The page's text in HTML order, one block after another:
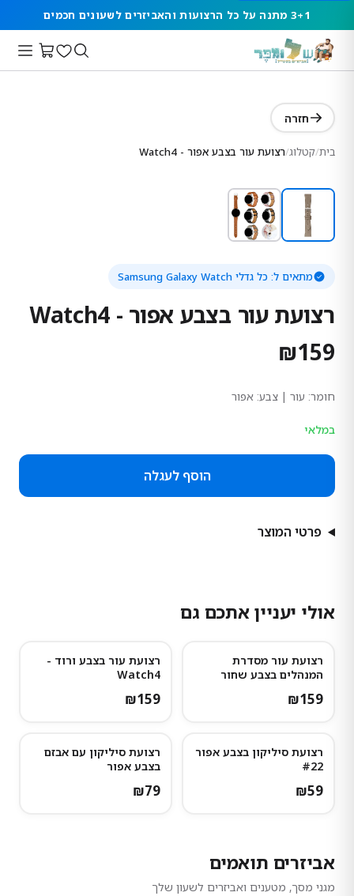
3+1 מתנה על כל הרצועות והאביזרים לשעונים חכמים
חזרה
בית/קטלוג/רצועת עור בצבע אפור - Watch4
מתאים ל: כל גדלי Samsung Galaxy Watch
רצועת עור בצבע אפור - Watch4
₪159
חומר: עור | צבע: אפור
במלאי
הוסף לעגלה
פרטי המוצר
אולי יעניין אתכם גם
רצועת עור מסדרת
המנהלים בצבע שחור
₪159
נותרו מעט
רצועת עור בצבע ורוד -
Watch4
₪159
רצועת סיליקון בצבע אפור
#22
₪59
רצועת סיליקון עם אבזם
בצבע אפור
₪79
אביזרים תואמים
מגני מסך, מטענים ואביזרים לשעון שלך